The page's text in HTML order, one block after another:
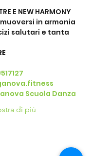
E NEW HARMONY
in armonia
salutari e tanta
Scuola Danza
di più